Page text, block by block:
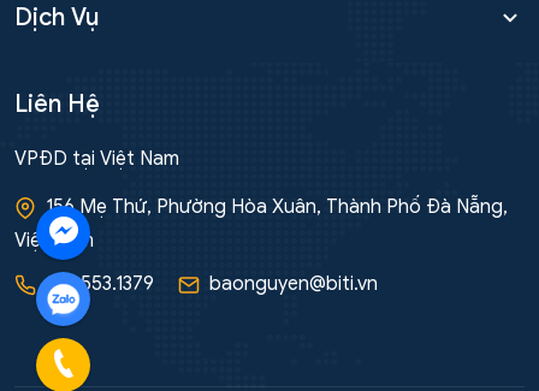
Dịch Vụ
Liên Hệ
VPĐD tại Việt Nam
156 Mẹ Thứ, Phường Hòa Xuân, Thành Phố Đà Nẵng,
Việt Nam
091.553.1379
baonguyen@biti.vn